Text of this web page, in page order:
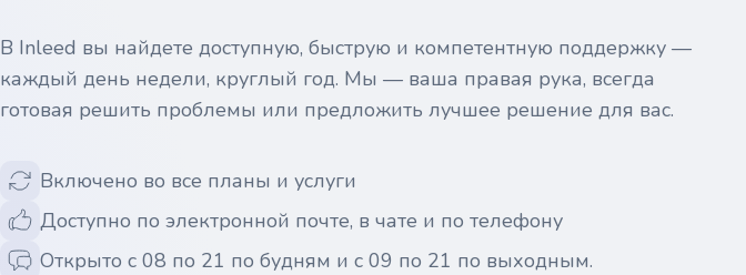
В Inleed вы найдете доступную, быструю и компетентную поддержку —
каждый день недели, круглый год. Мы — ваша правая рука, всегда
готовая решить проблемы или предложить лучшее решение для вас.
Включено во все планы и услуги
Доступно по электронной почте, в чате и по телефону
Открыто с 08 по 21 по будням и с 09 по 21 по выходным.